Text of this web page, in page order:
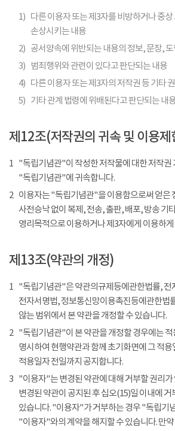
1) 다른 이용자 또는 제3자를 비방하거나 중
손상시키는 내용
2) 공서양속에 위반되는 내용의 정보, 문장,
3)
범죄행위와 관련이 있다고 판단되는 내용
4) 다른 이용자 또는 제3자의 저작권 등 기타
5) 기타 관계 법령에 위배된다고 판단되는 내
제12조(저작권의 귀속 및 이용제
1 "독립기념관"이 작성한 저작물에 대한 저작권
"독립기념관"에 귀속합니다.
2 이용자는 "독립기념관"을 이용함으로써 얻은
사전승낙 없이 복제, 전송, 출판, 배포, 방송 기
영리목적으로 이용하거나 제3자에게 이용하
제13조(약관의 개정)
1 "독립기념관"은 약관의규제등에관한법률, 전
전자서명법, 정보통신망이용촉진등에관한법
않는 범위에서 본 약관을 개정할 수 있습니다.
2 "독립기념관"이 본 약관을 개정할 경우에는
명시하여 현행약관과 함께 초기화면에 그 적용
적용일자 전일까지 공지합니다.
3 "이용자"는 변경된 약관에 대해 거부할 권리
변경된 약관이 공지된 후 십오(15)일 이내에 거
있습니다. "이용자"가 거부하는 경우 "독립기
"이용자"와의 계약을 해지할 수 있습니다. 만